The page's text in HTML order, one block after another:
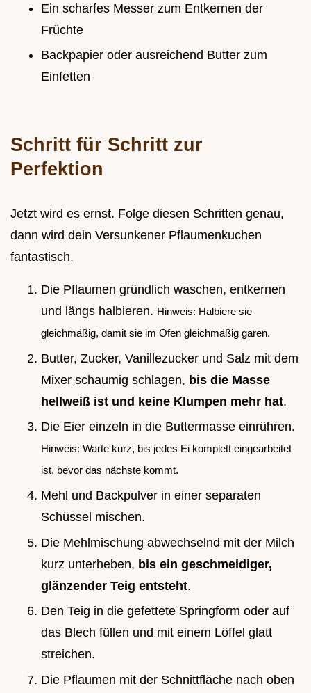
Ein scharfes Messer zum Entkernen der
Früchte
Backpapier oder ausreichend Butter zum
Einfetten
Schritt für Schritt zur
Perfektion
Jetzt wird es ernst. Folge diesen Schritten genau,
dann wird dein Versunkener Pflaumenkuchen
fantastisch.
Die Pflaumen gründlich waschen, entkernen
und längs halbieren. Hinweis: Halbiere sie
gleichmäßig, damit sie im Ofen gleichmäßig garen.
Butter, Zucker, Vanillezucker und Salz mit dem
Mixer schaumig schlagen, bis die Masse
hellweiß ist und keine Klumpen mehr hat.
Die Eier einzeln in die Buttermasse einrühren.
Hinweis: Warte kurz, bis jedes Ei komplett eingearbeitet
ist, bevor das nächste kommt.
Mehl und Backpulver in einer separaten
Schüssel mischen.
Die Mehlmischung abwechselnd mit der Milch
kurz unterheben, bis ein geschmeidiger,
glänzender Teig entsteht.
Den Teig in die gefettete Springform oder auf
das Blech füllen und mit einem Löffel glatt
streichen.
Die Pflaumen mit der Schnittfläche nach oben